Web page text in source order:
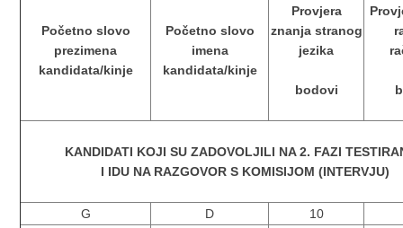
Početno slovo
prezimena
kandidata/kinje
Početno slovo
imena
kandidata/kinje
Provjera
znanja stranog
jezika
bodovi
KANDIDATI KOJI SU ZADOVOLJILI NA 2. FAZI
I IDU NA RAZGOVOR S KOMISIJOM (INTERVJU)
G D
10